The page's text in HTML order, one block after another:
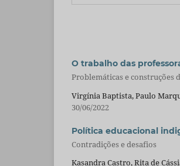
O trabalho das
Problemáticas e construções
Virgínia Baptista, Paulo
30/06/2022
Política educacional
Contradições e desafios
Kasandra Castro, Rita de